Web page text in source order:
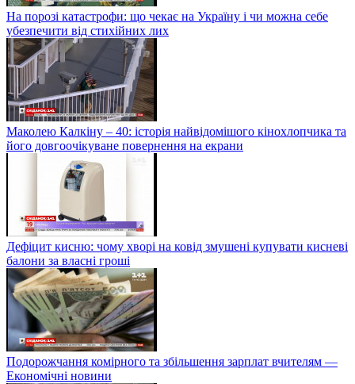
На порозі катастрофи: що чекає на Україну і чи можна себе
убезпечити від стихійних лих
Маколею Калкіну – 40: історія найвідомішого кінохлопчика та
його довгоочікуване повернення на екрани
Дефіцит кисню: чому хворі на ковід змушені купувати кисневі
балони за власні гроші
Подорожчання комірного та збільшення зарплат вчителям —
Економічні новини